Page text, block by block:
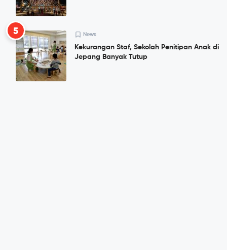
5 News
Kekurangan Staf, Sekolah Penitipan Anak di
Jepang Banyak Tutup